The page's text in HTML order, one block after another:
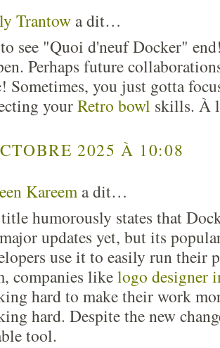
Trantow a dit…
see "Quoi d'neuf Docker"
Perhaps future
Sometimes, you just gotta
yourRetro bowl skills. À
2025 À 10:08
Kareem a dit…
humorously states that
updates yet, but its
use it to easily run their
companies likelogo designer
hard to make their work
hard. Despite the new
tool.